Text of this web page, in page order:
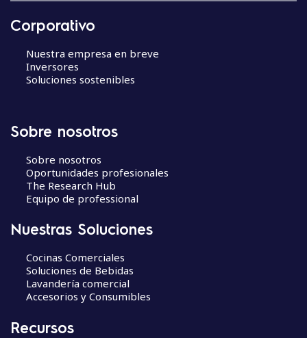
Corporativo
Nuestra empresa en breve
Inversores
Soluciones sostenibles
Sobre nosotros
Sobre nosotros
Oportunidades profesionales
The Research Hub
Equipo de professional
Nuestras Soluciones
Cocinas Comerciales
Soluciones de Bebidas
Lavandería comercial
Accesorios y Consumibles
Recursos